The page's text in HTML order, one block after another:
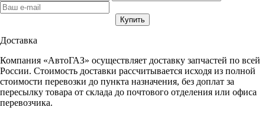
Доставка
Компания «АвтоГАЗ» осуществляет доставку запчастей по всей
России. Стоимость доставки рассчитывается исходя из полной
стоимости перевозки до пункта назначения, без доплат за
пересылку товара от склада до почтового отделения или офиса
перевозчика.